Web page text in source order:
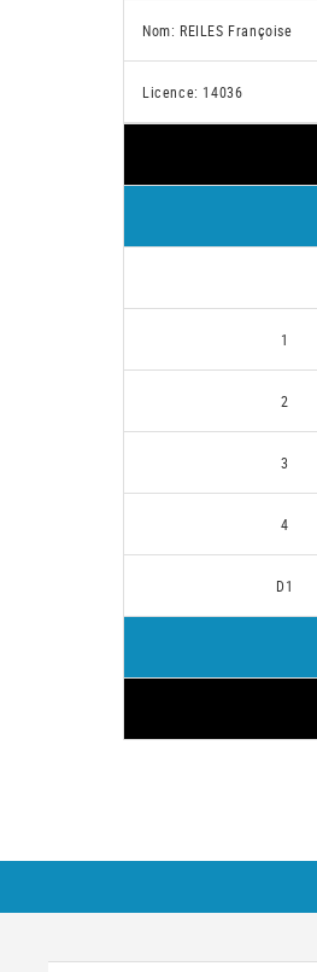
Nom: REILES Françoise
Licence: 14036
1
2
3
4
D1